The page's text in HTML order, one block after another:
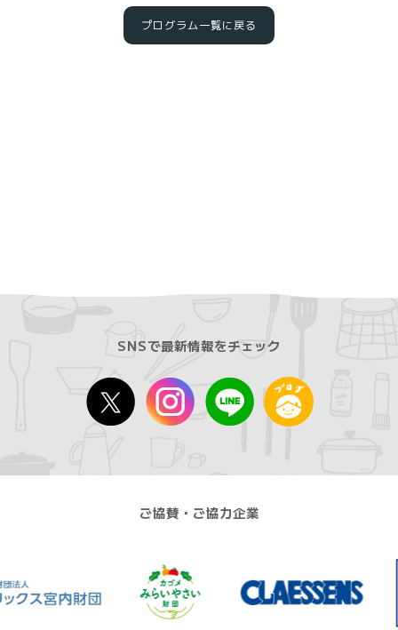
プログラム一覧に戻る
SNSで最新情報をチェック
ご協賛・ご協力企業